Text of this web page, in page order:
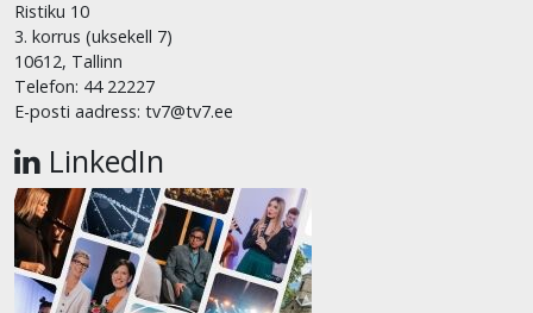
Ristiku 10
3. korrus (uksekell 7)
10612, Tallinn
Telefon: 44 22227
E-posti aadress: tv7@tv7.ee
LinkedIn